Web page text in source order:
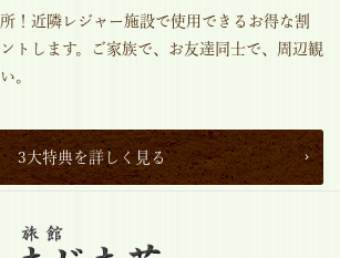
！近隣レジャー施設で使用できるお得な割
トします。ご家族で、お友達同士で、周辺観
。
3大特典を詳しく見る